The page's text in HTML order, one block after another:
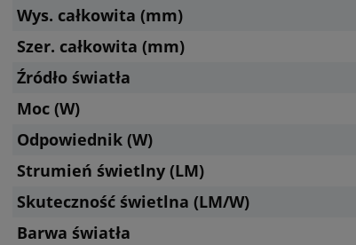
Wys. całkowita (mm)
Szer. całkowita (mm)
Źródło światła
Moc (W)
Odpowiednik (W)
Strumień świetlny (LM)
Skuteczność świetlna (LM/W)
Barwa światła